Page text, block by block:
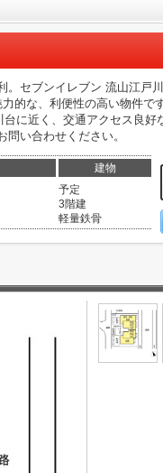
セブンイレブン 流山江戸
的な、利便性の高い物件で
に近く、交通アクセス良好
い合わせください。
建物
予定
3階建
軽量鉄骨